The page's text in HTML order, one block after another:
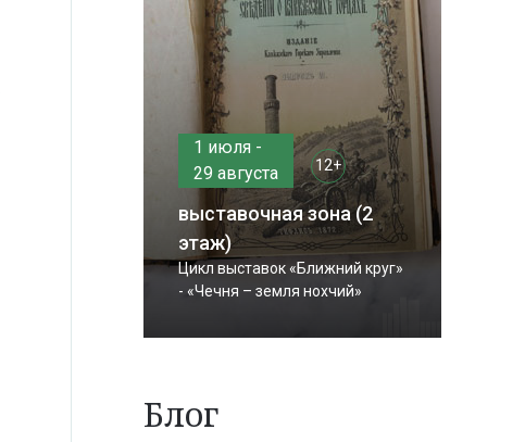
1 июля -
29 августа
12+
выставочная зона (2
этаж)
Цикл выставок «Ближний круг»
- «Чечня – земля нохчий»
Блог